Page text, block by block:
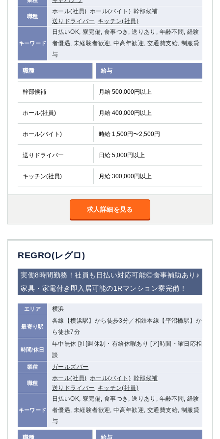
職種
ホール(社員) ホール(バイト) 幹部候補
送りドライバー
キッチン(社員)
キーワード
日払いOK, 寮完備, 食事つき, 送りあり, 年齢不問, 経験
者優遇, 未経験者歓迎, 中高年歓迎, 交通費支給, 制服貸
与
職種 給与
幹部候補 月給 500,000円以上
ホール(社員) 月給 400,000円以上
ホール(バイト) 時給 1,500円〜2,500円
送りドライバー 日給 5,000円以上
キッチン(社員) 月給 300,000円以上
求人詳細を見る
REGRO(レグロ)
実働8時間勤務！社員も日払い対応可能◎食事補助あり♪
家具・家電付き即入居可能の1Rマンション寮完備！
エリア 横浜
最寄り駅
各線【横浜駅】から徒歩3分／相鉄本線【平沼橋駅】か
ら徒歩7分
時間/休日
年中無休 [社]週休制・有給休暇あり [ア]時間・曜日応相
談
業種 ガールズバー
職種
ホール(社員) ホール(バイト) 幹部候補
送りドライバー
キッチン(社員)
キーワード
日払いOK, 寮完備, 食事つき, 送りあり, 年齢不問, 経験
者優遇, 未経験者歓迎, 中高年歓迎, 交通費支給, 制服貸
与
職種 給与
船橋
成田
千葉
佐倉
柏（西口）
木更津
柏（東口）
茂原
松戸
八千代台
本八幡
東金
浦安
栃木県
宇都宮
小山
東武宇都宮（宇都宮西口）
茨城県
土浦 ひたち野うしく
0